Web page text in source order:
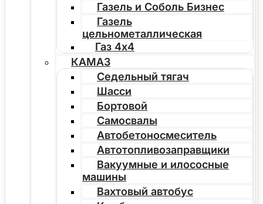
Газель и Соболь Бизнес
Газель
цельнометаллическая
Газ 4х4
КАМАЗ
Седельный тягач
Шасси
Бортовой
Самосвалы
Автобетоносмеситель
Автотопливозаправщики
Вакуумные и илососные
машины
Вахтовый автобус